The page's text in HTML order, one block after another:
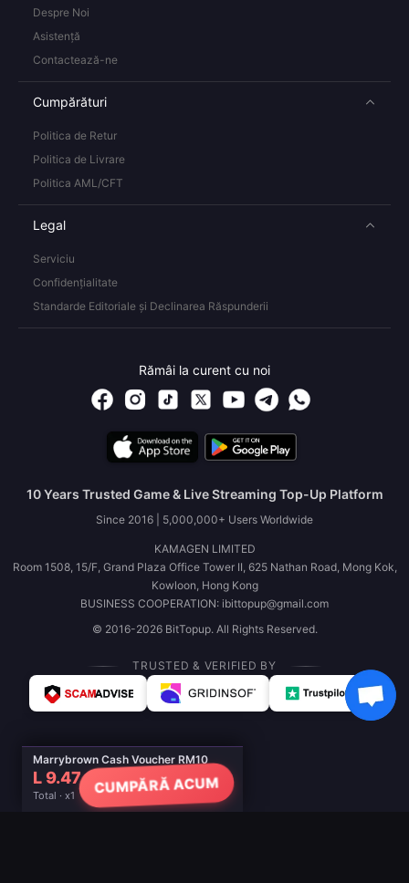
Marrybrown Cash Voucher RM10
L 9.47
Total · x1
CUMPĂRĂ ACUM
Despre Noi
Asistență
Contactează-ne
Cumpărături
Politica de Retur
Politica de Livrare
Politica AML/CFT
Legal
Serviciu
Confidențialitate
Standarde Editoriale și Declinarea Răspunderii
Rămâi la curent cu noi
10 Years Trusted Game & Live Streaming Top-Up Platform
Since 2016 | 5,000,000+ Users Worldwide
KAMAGEN LIMITED
Room 1508, 15/F, Grand Plaza Office Tower II, 625 Nathan Road, Mong Kok,
Kowloon, Hong Kong
BUSINESS COOPERATION: ibittopup@gmail.com
© 2016-2026 BitTopup. All Rights Reserved.
TRUSTED & VERIFIED BY